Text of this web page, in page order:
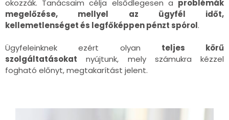
okozzák. Tanácsaim célja elsődlegesen a problémák
megelőzése, mellyel az ügyfél időt,
kellemetlenséget és legfőképpen pénzt spórol.
Ügyfeleinknek ezért olyan teljes körű
szolgáltatásokat nyújtunk, mely számukra kézzel
fogható előnyt, megtakarítást jelent.